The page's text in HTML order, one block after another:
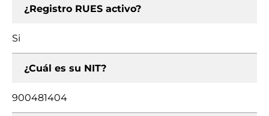
¿Registro RUES activo?
Si
¿Cuál es su NIT?
900481404